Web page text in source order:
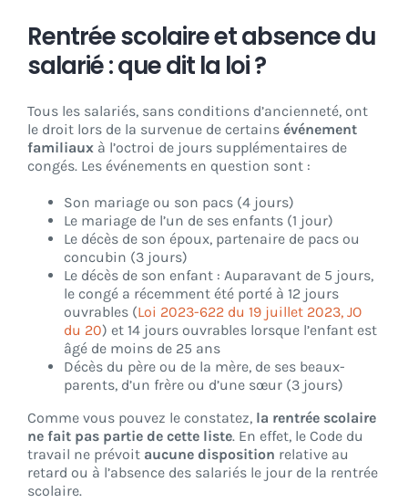
Rentrée scolaire et absence du
salarié : que dit la loi ?
Tous les salariés, sans conditions d’ancienneté, ont
le droit lors de la survenue de certains événement
familiaux à l’octroi de jours supplémentaires de
congés. Les événements en question sont :
Son mariage ou son pacs (4 jours)
Le mariage de l’un de ses enfants (1 jour)
Le décès de son époux, partenaire de pacs ou
concubin (3 jours)
Le décès de son enfant : Auparavant de 5 jours,
le congé a récemment été porté à 12 jours
ouvrables (Loi 2023-622 du 19 juillet 2023, JO
du 20) et 14 jours ouvrables lorsque l’enfant est
âgé de moins de 25 ans
Décès du père ou de la mère, de ses beaux-
parents, d’un frère ou d’une sœur (3 jours)
Comme vous pouvez le constatez, la rentrée scolaire
ne fait pas partie de cette liste. En effet, le Code du
travail ne prévoit aucune disposition relative au
retard ou à l’absence des salariés le jour de la rentrée
scolaire.